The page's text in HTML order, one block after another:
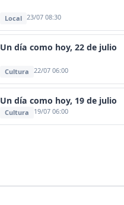
Local 23/07 08:30
Un día como hoy, 22 de julio
Cultura 22/07 06:00
Un día como hoy, 19 de julio
Cultura 19/07 06:00